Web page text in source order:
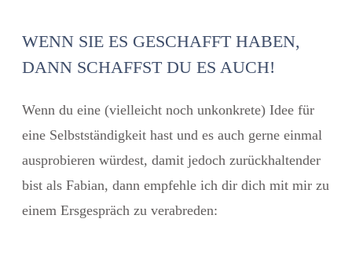
WENN SIE ES GESCHAFFT HABEN,
DANN SCHAFFST DU ES AUCH!
Wenn du eine (vielleicht noch unkonkrete) Idee für
eine Selbstständigkeit hast und es auch gerne einmal
ausprobieren würdest, damit jedoch zurückhaltender
bist als Fabian, dann empfehle ich dir dich mit mir zu
einem Ersgespräch zu verabreden: